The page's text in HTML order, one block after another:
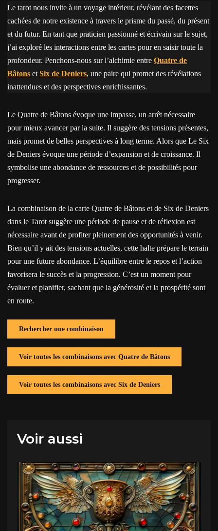
Le tarot nous invite à un voyage intérieur, révélant des facettes
cachées de notre existence à travers le prisme du passé, du présent
et du futur. En tant que praticien passionné et écrivain sur le sujet,
j’ai exploré les interactions entre les cartes pour en saisir toute la
profondeur. Penchons-nous sur l’alchimie entre Quatre de
Bâtons et Six de Deniers, une paire qui promet des révélations
inattendues et des perspectives enrichissantes.
Le Quatre de Bâtons évoque une impasse, un arrêt nécessaire
pour mieux avancer par la suite. Il suggère des tensions présentes,
mais promet de belles perspectives à long terme. Alors que Le Six
de Deniers évoque une période d’expansion et de croissance. Il
symbolise une abondance de ressources et de possibilités pour
progresser.
La combinaison de la carte Quatre de Bâtons et de Six de Deniers
dans le Tarot suggère une période de pause et de réflexion est
nécessaire avant de profiter pleinement des opportunités à venir.
Bien qu’il y ait des tensions actuelles, cette halte prépare le terrain
pour une future abondance. L’équilibre entre le repos et l’action
favorisera le succès et la progression. C’est un moment pour
évaluer et planifier, sachant que la générosité et la prospérité sont
en route.
Rechercher une combinaison
Voir toutes les combinaisons avec Quatre de Bâtons
Voir toutes les combinaisons avec Six de Deniers
Voir aussi